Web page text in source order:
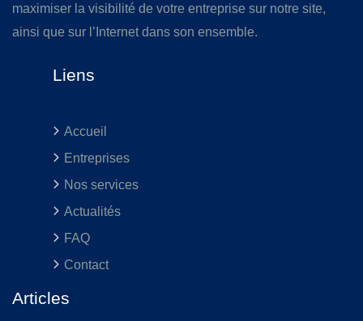
maximiser la visibilité de votre entreprise sur notre site,
ainsi que sur l’Internet dans son ensemble.
Liens
Accueil
Entreprises
Nos services
Actualités
FAQ
Contact
Articles